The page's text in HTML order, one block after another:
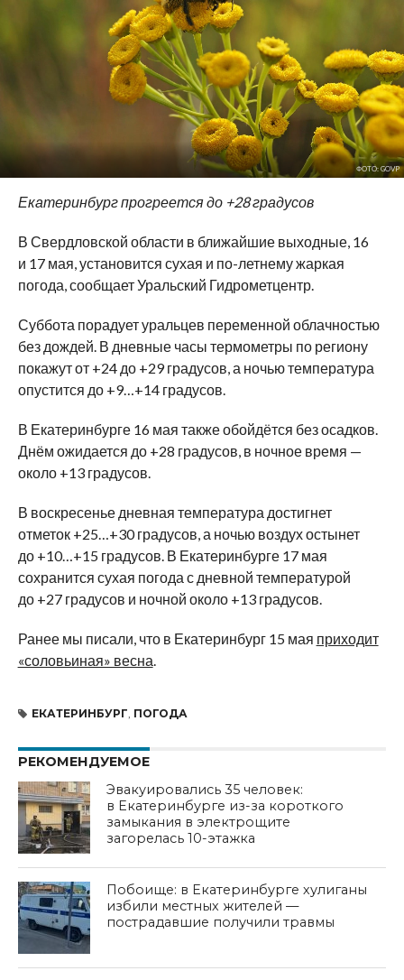
ФОТО: GOVP
Екатеринбург прогреется до +28 градусов
В Свердловской области в ближайшие выходные, 16
и 17 мая, установится сухая и по-летнему жаркая
погода, сообщает Уральский Гидрометцентр.
Суббота порадует уральцев переменной облачностью
без дождей. В дневные часы термометры по региону
покажут от +24 до +29 градусов, а ночью температура
опустится до +9…+14 градусов.
В Екатеринбурге 16 мая также обойдётся без осадков.
Днём ожидается до +28 градусов, в ночное время —
около +13 градусов.
В воскресенье дневная температура достигнет
отметок +25…+30 градусов, а ночью воздух остынет
до +10…+15 градусов. В Екатеринбурге 17 мая
сохранится сухая погода с дневной температурой
до +27 градусов и ночной около +13 градусов.
Ранее мы писали, что в Екатеринбург 15 мая приходит
«соловьиная» весна
ЕКАТЕРИНБУРГ ПОГОДА
РЕКОМЕНДУЕМОЕ
Эвакуировались 35 человек:
в Екатеринбурге из-за короткого
замыкания в электрощите
загорелась 10-этажка
Побоище: в Екатеринбурге хулиганы
избили местных жителей —
пострадавшие получили травмы